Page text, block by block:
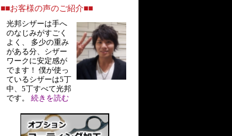
■■お客様の声のご紹介■■
光邦シザーは手へ
のなじみがすごく
よく、 多少の重み
がある分、シザー
ワークに安定感が
でます！ 僕が使っ
ているシザーは5丁
中、5丁すべて光邦
です。 続きを読む